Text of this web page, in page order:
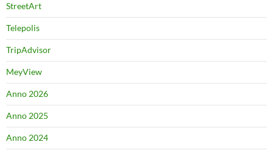
StreetArt
Telepolis
TripAdvisor
MeyView
Anno 2026
Anno 2025
Anno 2024